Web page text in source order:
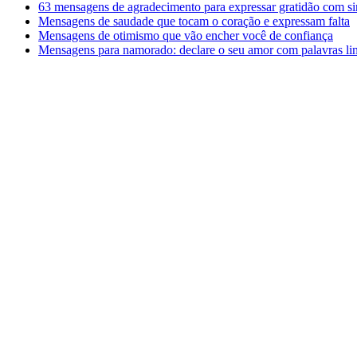
63 mensagens de agradecimento para expressar gratidão com
Mensagens de saudade que tocam o coração e expressam falta
Mensagens de otimismo que vão encher você de confiança
Mensagens para namorado: declare o seu amor com palavras